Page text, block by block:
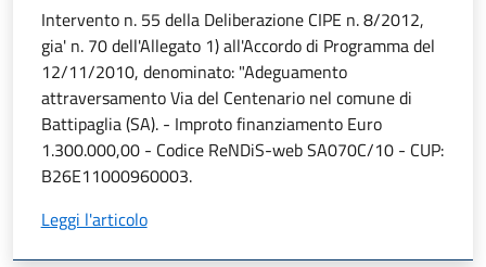
Intervento n. 55 della Deliberazione CIPE n. 8/2012,
gia' n. 70 dell'Allegato 1) all'Accordo di Programma del
12/11/2010, denominato: "Adeguamento
attraversamento Via del Centenario nel comune di
Battipaglia (SA). - Improto finanziamento Euro
1.300.000,00 - Codice ReNDiS-web SA070C/10 - CUP:
B26E11000960003.
Leggi l'articolo